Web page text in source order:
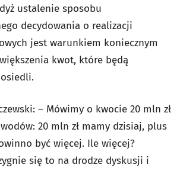
ustalenie sposobu
decydowania o realizacji
jest warunkiem koniecznym
kwot, które będą
– Mówimy o kwocie 20 mln zł
20 mln zł mamy dzisiaj, plus
być więcej. Ile więcej?
się to na drodze dyskusji i